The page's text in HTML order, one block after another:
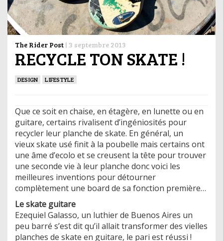
The Rider Post | 3 septembre 2013
RECYCLE TON SKATE !
DESIGN LIFESTYLE
Que ce soit en chaise, en étagère, en lunette ou en
guitare, certains rivalisent d’ingéniosités pour
recycler leur planche de skate. En général, un
vieux skate usé finit à la poubelle mais certains ont
une âme d’ecolo et se creusent la tête pour trouver
une seconde vie à leur planche donc voici les
meilleures inventions pour détourner
complètement une board de sa fonction première…
Le skate guitare
Ezequiel Galasso, un luthier de Buenos Aires un
peu barré s’est dit qu’il allait transformer des vielles
planches de skate en guitare, le pari est réussi !